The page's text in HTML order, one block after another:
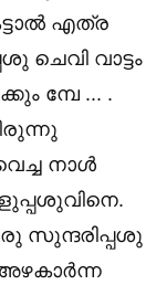
എത്ര
ചെവി വാട്ടം
മ്പേ ... .
നാള്‍
സുന്ദരിപ്പശു